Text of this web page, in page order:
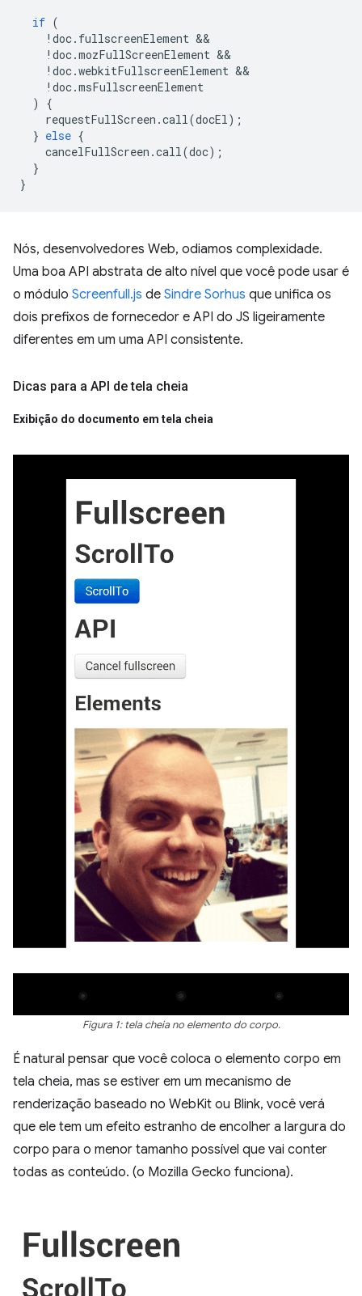
if (
! doc. fullscreenElement
! doc.mozFullScreenElement
! doc.webkitFullscreenElement
! doc.msFullscreenElement
)
{
requestFullScreen .call(docEl);
} else {
cancelFullScreen .call(doc);
}
}
Nós, desenvolvedores Web, odiamos complexidade.
Uma boa API abstrata de alto nível que você pode usar é
o módulo Screenfull.js de Sindre Sorhus que unifica os
dois prefixos de fornecedor e API do JS ligeiramente
diferentes em um uma API consistente.
Dicas para a API de tela cheia
Exibição do documento em tela cheia
Figura 1: tela cheia no elemento do corpo.
É natural pensar que você coloca o elemento corpo em
tela cheia, mas se estiver em um mecanismo de
renderização baseado no WebKit ou Blink, você verá
que ele tem um efeito estranho de encolher a largura do
corpo para o menor tamanho possível que vai conter
todas as conteúdo. (o Mozilla Gecko funciona).